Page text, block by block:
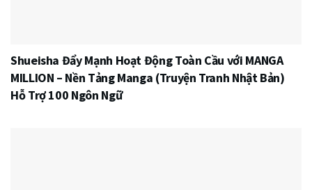
Shueisha Đẩy Mạnh Hoạt Động Toàn Cầu với MANGA
MILLION – Nền Tảng Manga (Truyện Tranh Nhật Bản)
Hỗ Trợ 100 Ngôn Ngữ